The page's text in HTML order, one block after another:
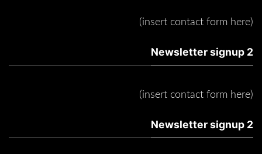
(insert contact form here)
Newsletter signup 2
(insert contact form here)
Newsletter signup 2